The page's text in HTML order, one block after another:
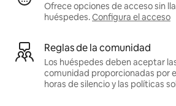
Ofrece opciones de acceso sin
huéspedes.Configura el acceso
Reglas de la comunidad
Los huéspedes deben aceptar
comunidad proporcionadas por
horas de silencio y las políticas